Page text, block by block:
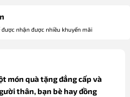
nhận được nhiều khuyến mãi
món quà tặng đẳng cấp và
thân, bạn bè hay đồng